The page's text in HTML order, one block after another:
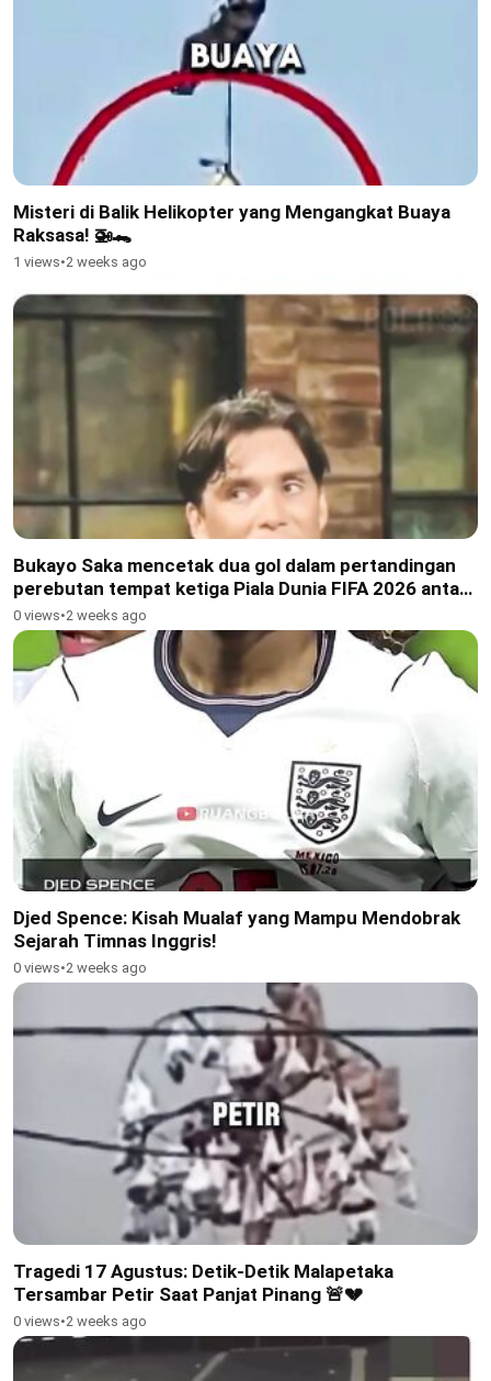
Misteri di Balik Helikopter yang Mengangkat Buaya
Raksasa! 🚁🐊
1 views•2 weeks ago
Bukayo Saka mencetak dua gol dalam pertandingan
perebutan tempat ketiga Piala Dunia FIFA 2026 antara
Inggris dan Prancis
0 views•2 weeks ago
Djed Spence: Kisah Mualaf yang Mampu Mendobrak
Sejarah Timnas Inggris!
0 views•2 weeks ago
Tragedi 17 Agustus: Detik-Detik Malapetaka
Tersambar Petir Saat Panjat Pinang 🚨💔
0 views•2 weeks ago